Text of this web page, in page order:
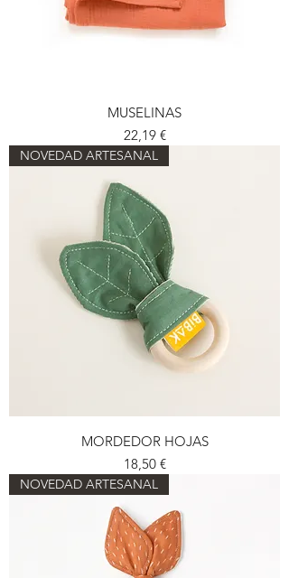
MUSELINAS
Preu
22,19 €
NOVEDAD ARTESANAL
MORDEDOR HOJAS
Preu
18,50 €
NOVEDAD ARTESANAL